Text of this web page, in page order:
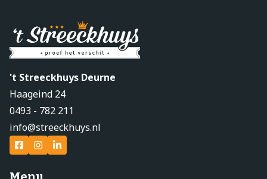
't Streeckhuys Deurne
Haageind 24
0493 - 782 211
info@streeckhuys.nl